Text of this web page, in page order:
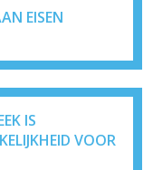
EISEN
IS
VOOR